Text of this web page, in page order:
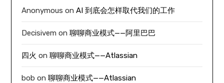
Anonymous onAI 到底会怎样取代我们的工作
Decisivem on聊聊商业模式——阿里巴巴
四火 on聊聊商业模式——Atlassian
bob on聊聊商业模式——Atlassian